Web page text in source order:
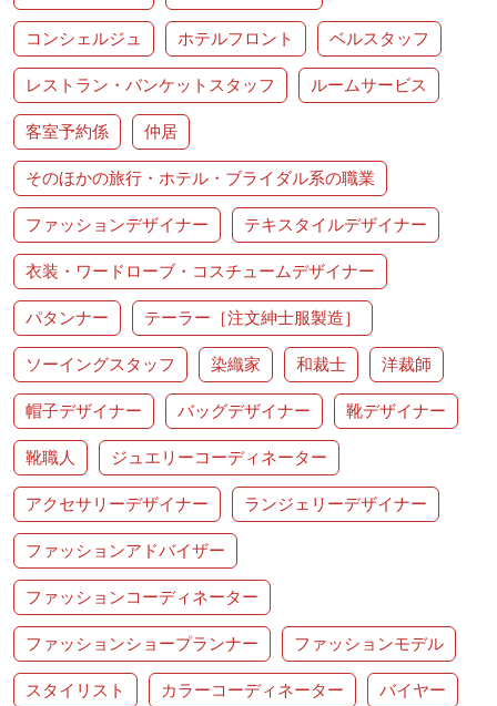
コンシェルジュ ホテルフロント ベルスタッフ
レストラン・バンケットスタッフ ルームサービス
客室予約係 仲居
そのほかの旅行・ホテル・ブライダル系の職業
ファッションデザイナー テキスタイルデザイナー
衣装・ワードローブ・コスチュームデザイナー
パタンナー テーラー［注文紳士服製造］
ソーイングスタッフ 染織家 和裁士 洋裁師
帽子デザイナー バッグデザイナー 靴デザイナー
靴職人 ジュエリーコーディネーター
アクセサリーデザイナー ランジェリーデザイナー
ファッションアドバイザー
ファッションコーディネーター
ファッションショープランナー ファッションモデル
スタイリスト カラーコーディネーター バイヤー